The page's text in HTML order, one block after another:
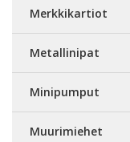
Merkkikartiot
Metallinipat
Minipumput
Muurimiehet